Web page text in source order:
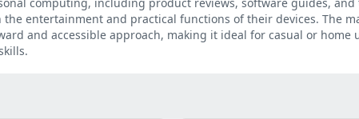
entertainment and practical functions of their devices. The
and accessible approach, making it ideal for casual or home